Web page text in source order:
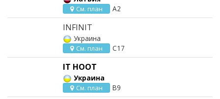
См. план A2
INFINIT
Украина
См. план C17
IT HOOT
Украина
См. план B9